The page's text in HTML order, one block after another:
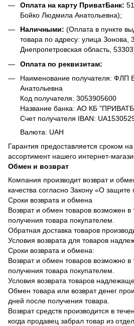
Оплата на карту ПриватБанк:
Бойко Людмила Анатольевна);
Наличными: (Оплата в пункте
товара по адресу: улица Зонова,
Днепропетровская область,
Оплата по реквизитам:
Наименование получателя: ФЛП
Анатольевна
Код получателя: 3053905600
Название банка: АО КБ
Счет получателя IBAN:
Валюта: UAH
Гарантия предоставляется сроком
ассортимент нашего интернет-
Обмен и возврат
Компания производит возврат и
качества согласно Закону «О защите
Сроки возврата и обмена
Возврат и обмен товаров возможен
получения товара покупателем.
Обратная доставка товаров
Условия возврата для товаров
Сроки возврата и обмена:
Возврат и обмен товаров возможно
получения товара покупателем.
Условия возврата товаров
Обмен товара или возврат денег
дней после получения товара.
Возврат средств производится в
когда продавец забрал товар из